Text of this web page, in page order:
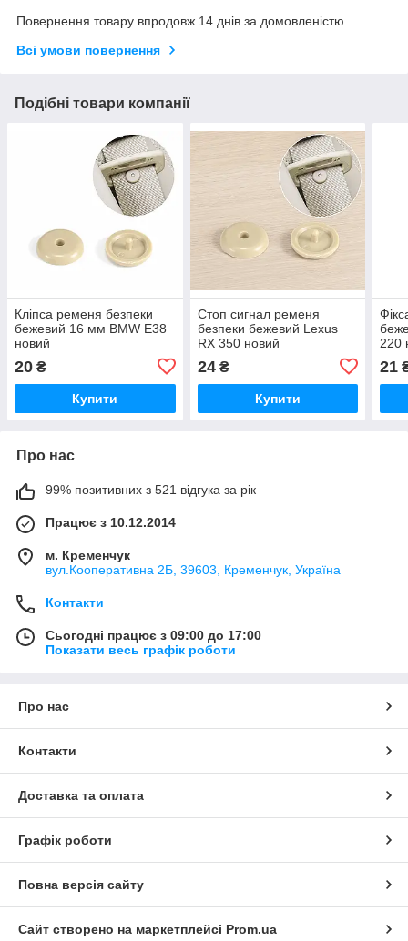
Повернення товару впродовж 14 днів за домовленістю
Всі умови повернення
Подібні товари компанії
Кліпса ременя безпеки
бежевий 16 мм BMW E38
новий
20 ₴
Купити
Стоп сигнал ременя
безпеки бежевий Lexus
RX 350 новий
24₴
Купити
220
21
Про нас
99% позитивних з 521 відгука за рік
Працює з 10.12.2014
м. Кременчук
вул.Кооперативна 2Б, 39603, Кременчук, Україна
Контакти
Сьогодні працює з 09:00 до 17:00
Показати весь графік роботи
Про нас
Контакти
Доставка та оплата
Графік роботи
Повна версія сайту
Сайт створено на маркетплейсі Prom.ua